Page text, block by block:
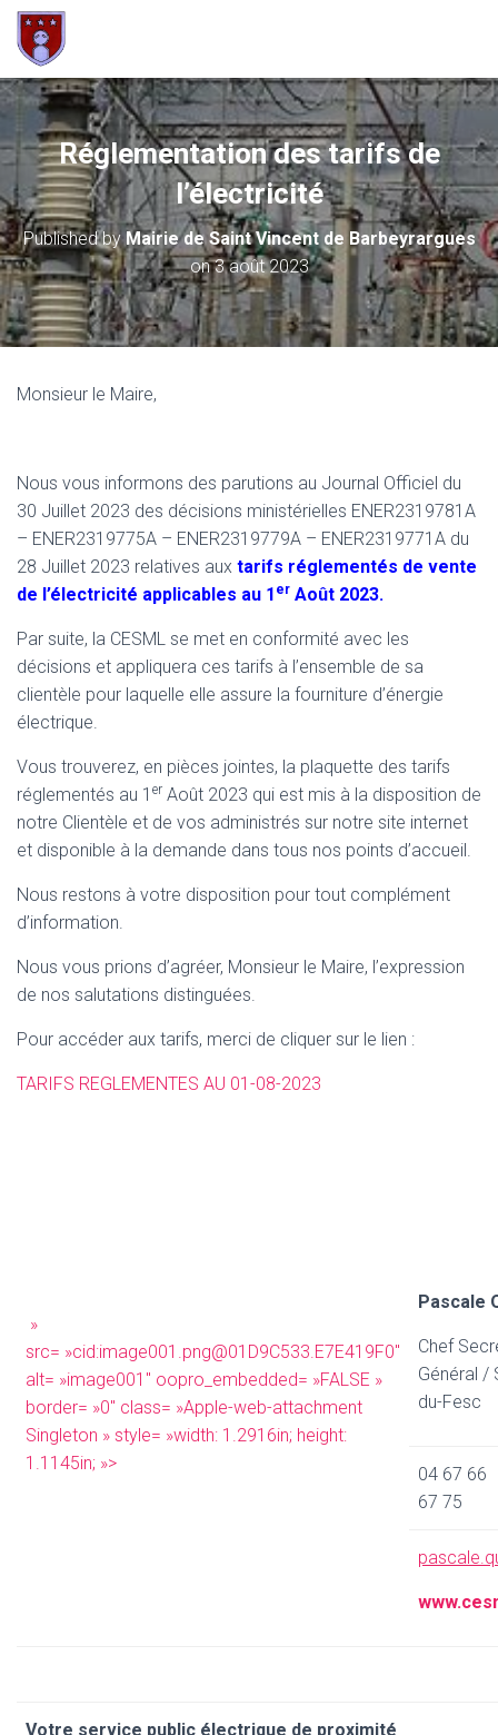
Réglementation des tarifs de
l’électricité
Published byMairie de Saint Vincent de Barbeyrargues
on3 août 2023
Monsieur le Maire,
Nous vous informons des parutions au Journal Officiel du
30 Juillet 2023 des décisions ministérielles ENER2319781A
– ENER2319775A – ENER2319779A – ENER2319771A du
28 Juillet 2023 relatives aux tarifs réglementés de vente
de l’électricité applicables au 1 er Août 2023.
Par suite, la CESML se met en conformité avec les
décisions et appliquera ces tarifs à l’ensemble de sa
clientèle pour laquelle elle assure la fourniture d’énergie
électrique.
Vous trouverez, en pièces jointes, la plaquette des tarifs
réglementés au 1 er Août 2023 qui est mis à la disposition de
notre Clientèle et de vos administrés sur notre site internet
et disponible à la demande dans tous nos points d’accueil.
Nous restons à votre disposition pour tout complément
d’information.
Nous vous prions d’agréer, Monsieur le Maire, l’expression
de nos salutations distinguées.
Pour accéder aux tarifs, merci de cliquer sur le lien :
TARIFS REGLEMENTES AU 01-08-2023
»
src= »cid:image001.png@01D9C533.E7E419F0″
alt= »image001″ oopro_embedded= »FALSE »
border= »0″ class= »Apple-web-attachment
Singleton » style= »width: 1.2916in; height:
1.1145in; »>
Pascale
Chef
Général /
du-Fesc
04 67 66
67 75
www.
Votre service public électrique de proximité